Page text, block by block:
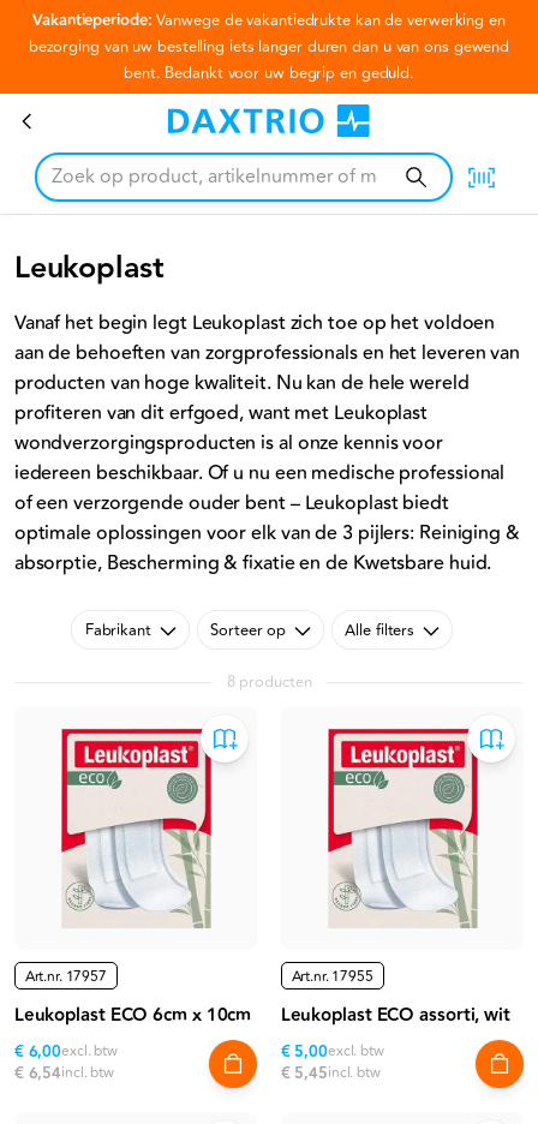
Ga naar hoofdinhoud
Vakantieperiode: Vanwege de vakantiedrukte kan de verwerking en
bezorging van uw bestelling iets langer duren dan u van ons gewend
bent. Bedankt voor uw begrip en geduld.
Leukoplast
Leukoplast
Vanaf het begin legt Leukoplast zich toe op het voldoen
aan de behoeften van zorgprofessionals en het leveren van
producten van hoge kwaliteit. Nu kan de hele wereld
profiteren van dit erfgoed, want met Leukoplast
wondverzorgingsproducten is al onze kennis voor
iedereen beschikbaar. Of u nu een medische professional
of een verzorgende ouder bent – Leukoplast biedt
optimale oplossingen voor elk van de 3 pijlers: Reiniging &
absorptie, Bescherming & fixatie en de Kwetsbare huid.
Fabrikant Sorteer op Alle filters
8 producten
Art.nr. 17957
Leukoplast ECO 6cm x 10cm
€ 6,00excl. btw
€ 6,54incl. btw
Art.nr.17955
Leukoplast ECO assorti, wit
€ 5,00excl. btw
€ 5,45incl. btw